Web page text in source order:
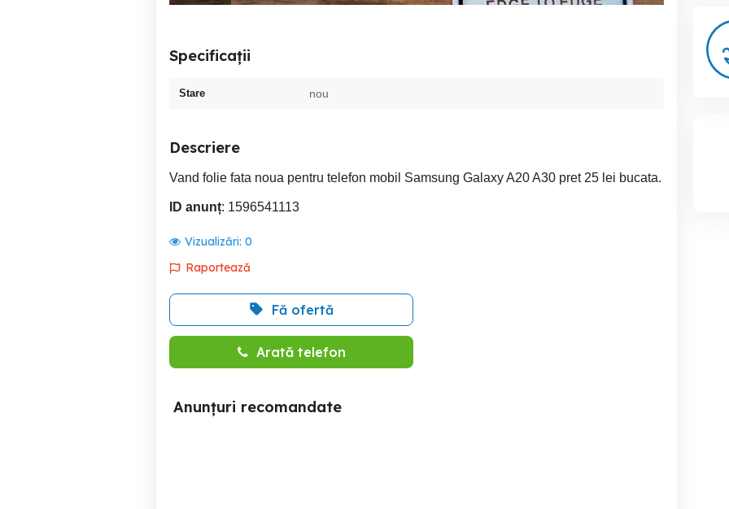
Specificații
Stare nou
Descriere
Vand folie fata noua pentru telefon mobil Samsung Galaxy A20 A30 pret 25 lei bucata.
ID anunț: 1596541113
Vizualizări: 0
Raportează
Fă ofertă
Arată telefon
Anunțuri recomandate